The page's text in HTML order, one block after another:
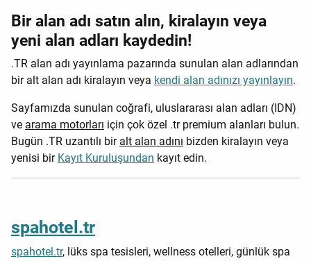
Bir alan adı satın alın, kiralayın veya
yeni alan adları kaydedin!
.TR alan adı yayınlama pazarında sunulan alan adlarından
bir alt alan adı kiralayın veya kendi alan adınızı yayınlayın.
Sayfamızda sunulan coğrafi, uluslararası alan adları (IDN)
ve arama motorları için çok özel .tr premium alanları bulun.
Bugün .TR uzantılı bir alt alan adını bizden kiralayın veya
yenisi bir Kayıt Kuruluşundan kayıt edin.
spahotel.tr
spahotel.tr, lüks spa tesisleri, wellness otelleri, günlük spa